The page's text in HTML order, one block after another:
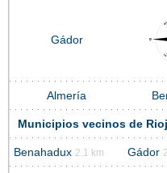
Gádor
Almería
Municipios vecinos de
Benahadux 2.1 km Gádor